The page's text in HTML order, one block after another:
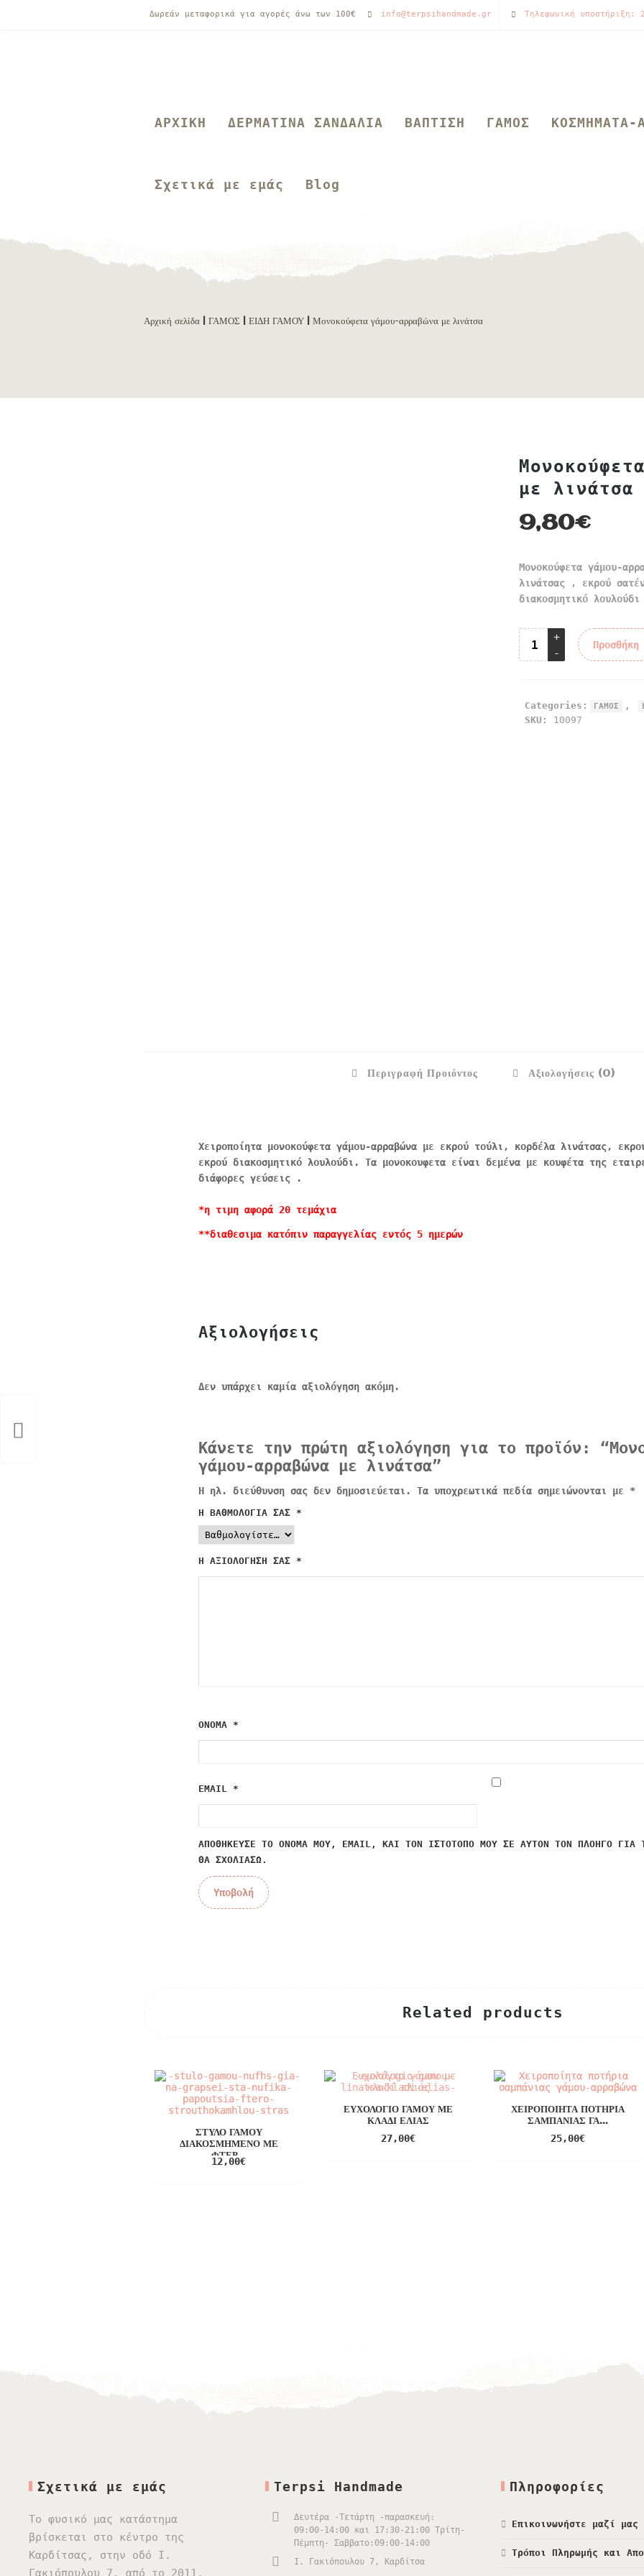
Δωρεάν μεταφορικά για αγορές άνω των 100€ info@terpsihandmade.gr Τηλεφωνική υποστήριξη:
ΑΡΧΙΚΗ ΔΕΡΜΑΤΙΝΑ ΣΑΝΔΑΛΙΑ ΒΑΠΤΙΣΗ ΓΑΜΟΣ ΚΟΣΜΗΜΑΤΑ-
Σχετικά με εμάς Blog
Αρχική σελίδα ΓΑΜΟΣ ΕΙΔΗ ΓΑΜΟΥ | Μονοκούφετα γάμου-αρραβώνα με λινάτσα
με λινάτσα
9,80€
Μονοκούφετα γάμου-
λινάτσας , εκρού
διακοσμητικό λουλούδι
Categories: ΓΑΜΟΣ ,
SKU: 10097
Περιγραφή Προιόντος Αξιολογήσεις (0)
Χειροποίητα μονοκούφετα γάμου-αρραβώνα με εκρού τούλι, κορδέλα λινάτσας,
εκρού διακοσμητικό λουλούδι. Τα μονοκουφετα είναι δεμένα με κουφέτα της
διάφορες γεύσεις .
*η τιμη αφορά 20 τεμάχια
**διαθεσιμα κατόπιν παραγγελίας εντός 5 ημερών
Αξιολογήσεις
Δεν υπάρχει καμία αξιολόγηση ακόμη.
Κάνετε την πρώτη αξιολόγηση για το προϊόν:
γάμου-αρραβώνα με λινάτσα”
Η ηλ. διεύθυνση σας δεν δημοσιεύεται. Τα υποχρεωτικά πεδία σημειώνονται με *
Η ΒΑΘΜΟΛΟΓΊΑ ΣΑΣ *
Η ΑΞΙΟΛΌΓΗΣΉ ΣΑΣ *
ΌΝΟΜΑ *
EMAIL *
ΑΠΟΘΉΚΕΥΣΕ ΤΟ ΌΝΟΜΆ ΜΟΥ, EMAIL, ΚΑΙ ΤΟΝ ΙΣΤΌΤΟΠΟ ΜΟΥ ΣΕ ΑΥΤΌΝ ΤΟΝ ΠΛΟΗΓΌ ΓΙΑ
ΘΑ ΣΧΟΛΙΆΣΩ.
Related products
ΣΤΥΛΌ ΓΆΜΟΥ
ΔΙΑΚΟΣΜΗΜΈΝΟ ΜΕ
ΦΤΕΡ...
12,00€
ΕΥΧΟΛΌΓΙΟ ΓΆΜΟΥ ΜΕ
ΚΛΑΔΊ ΕΛΙΆΣ
27,00€
ΧΕΙΡΟΠΟΊΗΤΑ ΠΟΤΉΡΙΑ
ΣΑΜΠΆΝΙΑΣ ΓΆ...
25,00€
Σχετικά με εμάς
Το φυσικό μας κατάστημα
βρίσκεται στο κέντρο της
Καρδίτσας, στην οδό Ι.
Terpsi Handmade
Δευτέρα -Τετάρτη -παρασκευή:
09:00-14:00 και 17:30-21:00 Τρίτη-
Πέμπτη- Σαββατο:09:00-14:00
Ι. Γακιόπουλου 7, Καρδίτσα
Πληροφορίες
Επικοινωνήστε μαζί μας
Τρόποι Πληρωμής και